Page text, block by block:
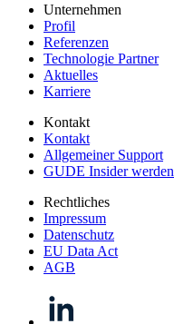
Unternehmen
Profil
Referenzen
Technologie Partner
Aktuelles
Karriere
Kontakt
Kontakt
Allgemeiner Support
GUDE Insider werden
Rechtliches
Impressum
Datenschutz
EU Data Act
AGB